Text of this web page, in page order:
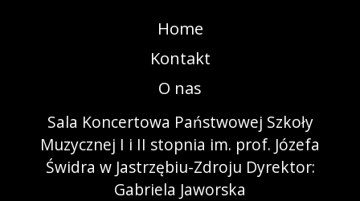
Home
Kontakt
O nas
Sala Koncertowa Państwowej Szkoły
Muzycznej I i II stopnia im. prof. Józefa
Świdra w Jastrzębiu-Zdroju Dyrektor:
Gabriela Jaworska